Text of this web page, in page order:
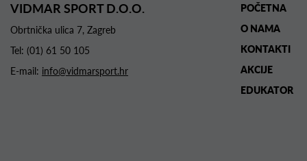
VIDMAR SPORT D.O.O.
Obrtnička ulica 7, Zagreb
Tel: (01) 61 50 105
E-mail: info@vidmarsport.hr
POČETNA
O NAMA
KONTAKTI
AKCIJE
EDUKATOR